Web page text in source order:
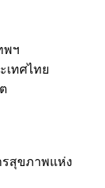
พฯ
เทศไทย
สุขภาพแห่ง